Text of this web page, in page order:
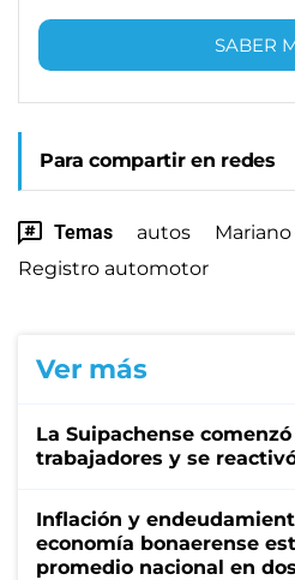
SABER
Para compartir en redes
Temas autos
Registro automotor
Ver más
La Suipachense
trabajadores y se
Inflación y
economía bonaerense
promedio nacional en